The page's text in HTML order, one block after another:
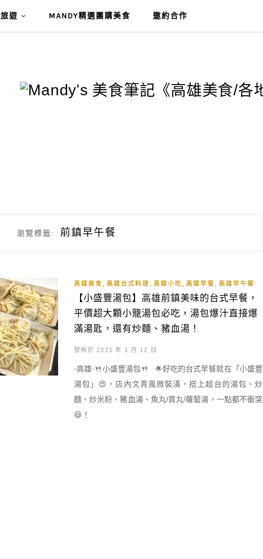
旅遊 MANDY精選團購美食 邀約合作
瀏覽標籤: 前鎮早午餐
高雄美食 高雄台式料理 高雄小吃 高雄早餐 高雄早午餐
【小盛豐湯包】高雄前鎮美味的台式早餐，
平價超大顆小籠湯包必吃，湯包爆汁直接爆
滿湯匙，還有炒麵、豬血湯！
發佈於 2021 年 1 月 12 日
-高雄-🍴小盛豐湯包🍴 🌟好吃的台式早餐就在「小盛豐
湯包」😍，店內文青風微裝潢，搭上超台的湯包、炒
麵、炒米粉、豬血湯、魚丸/貢丸/蘿蔔湯，一點都不衝突
😆！